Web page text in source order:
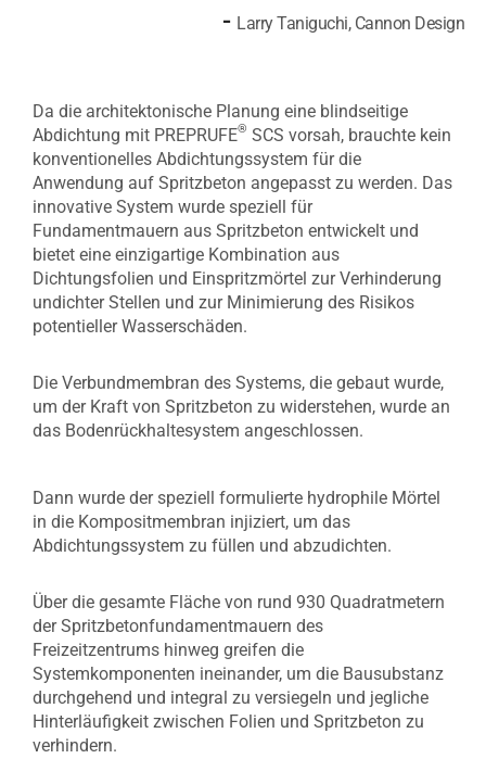
- Larry Taniguchi, Cannon Design
Da die architektonische Planung eine blindseitige
Abdichtung mit PREPRUFE® SCS vorsah, brauchte kein
konventionelles Abdichtungssystem für die
Anwendung auf Spritzbeton angepasst zu werden. Das
innovative System wurde speziell für
Fundamentmauern aus Spritzbeton entwickelt und
bietet eine einzigartige Kombination aus
Dichtungsfolien und Einspritzmörtel zur Verhinderung
undichter Stellen und zur Minimierung des Risikos
potentieller Wasserschäden.
Die Verbundmembran des Systems, die gebaut wurde,
um der Kraft von Spritzbeton zu widerstehen, wurde an
das Bodenrückhaltesystem angeschlossen.
Dann wurde der speziell formulierte hydrophile Mörtel
in die Kompositmembran injiziert, um das
Abdichtungssystem zu füllen und abzudichten.
Über die gesamte Fläche von rund 930 Quadratmetern
der Spritzbetonfundamentmauern des
Freizeitzentrums hinweg greifen die
Systemkomponenten ineinander, um die Bausubstanz
durchgehend und integral zu versiegeln und jegliche
Hinterläufigkeit zwischen Folien und Spritzbeton zu
verhindern.